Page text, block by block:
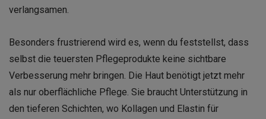
verlangsamen.
Besonders frustrierend wird es, wenn du feststellst, dass
selbst die teuersten Pflegeprodukte keine sichtbare
Verbesserung mehr bringen. Die Haut benötigt jetzt mehr
als nur oberflächliche Pflege. Sie braucht Unterstützung in
den tieferen Schichten, wo Kollagen und Elastin für